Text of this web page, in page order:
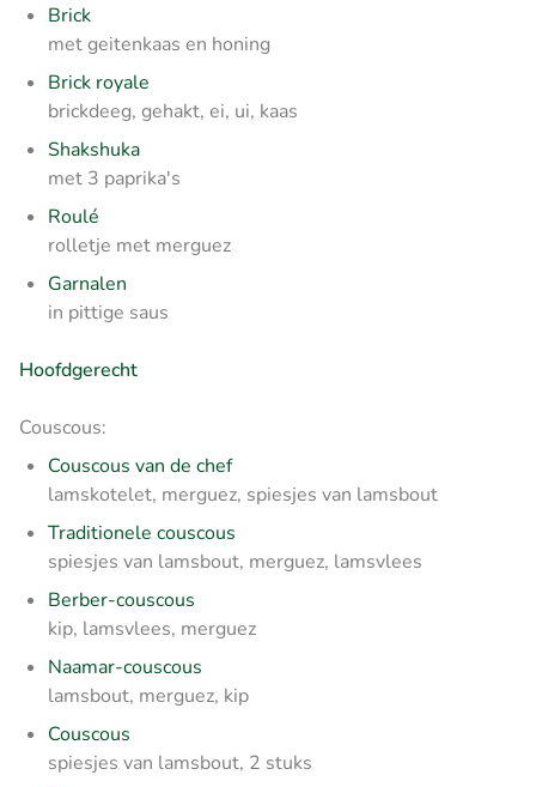
Brick
met geitenkaas en honing
Brick royale
brickdeeg, gehakt, ei, ui, kaas
Shakshuka
met 3 paprika's
Roulé
rolletje met merguez
Garnalen
in pittige saus
Hoofdgerecht
Couscous:
Couscous van de chef
lamskotelet, merguez, spiesjes van lamsbout
Traditionele couscous
spiesjes van lamsbout, merguez, lamsvlees
Berber-couscous
kip, lamsvlees, merguez
Naamar-couscous
lamsbout, merguez, kip
Couscous
spiesjes van lamsbout, 2 stuks